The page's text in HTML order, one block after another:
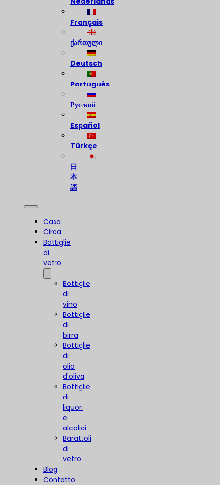
Français
ქართული
Deutsch
Português
Русский
Español
Türkçe
日
本
語
Casa
Circa
Bottiglie
di
vetro
Bottiglie
di
vino
Bottiglie
di
birra
Bottiglie
di
olio
d'oliva
Bottiglie
di
liquori
e
alcolici
Barattoli
di
vetro
Blog
Contatto